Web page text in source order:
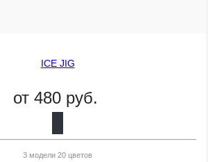
ICE JIG
от 480 руб.
3 модели 20 цветов